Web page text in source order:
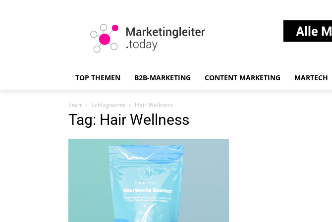
TOP THEMEN B2B-MARKETING CONTENT MARKETING MARTECH
Start Schlagworte Hair Wellness
Tag: Hair Wellness